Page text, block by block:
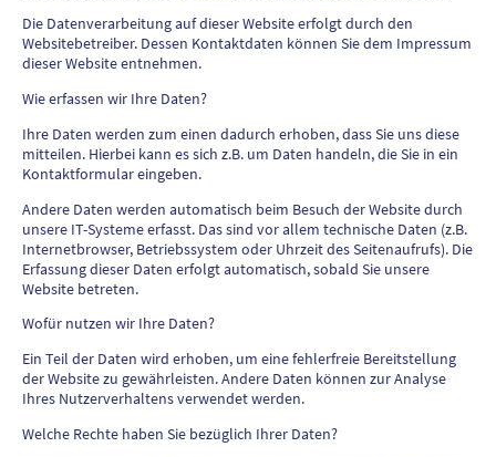
Die Datenverarbeitung auf dieser Website erfolgt durch den
Websitebetreiber. Dessen Kontaktdaten können Sie dem Impressum
dieser Website entnehmen.
Wie erfassen wir Ihre Daten?
Ihre Daten werden zum einen dadurch erhoben, dass Sie uns diese
mitteilen. Hierbei kann es sich z.B. um Daten handeln, die Sie in ein
Kontaktformular eingeben.
Andere Daten werden automatisch beim Besuch der Website durch
unsere IT-Systeme erfasst. Das sind vor allem technische Daten (z.B.
Internetbrowser, Betriebssystem oder Uhrzeit des Seitenaufrufs). Die
Erfassung dieser Daten erfolgt automatisch, sobald Sie unsere
Website betreten.
Wofür nutzen wir Ihre Daten?
Ein Teil der Daten wird erhoben, um eine fehlerfreie Bereitstellung
der Website zu gewährleisten. Andere Daten können zur Analyse
Ihres Nutzerverhaltens verwendet werden.
Welche Rechte haben Sie bezüglich Ihrer Daten?